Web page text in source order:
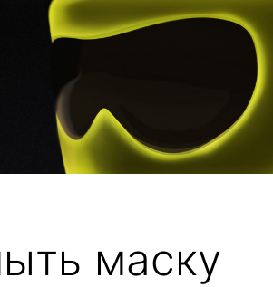
маску